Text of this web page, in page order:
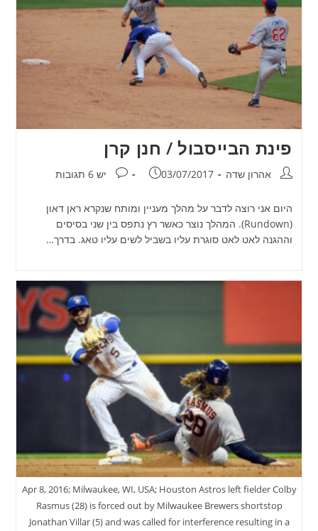
פינת הבייסבול / חנן קרן
מחבר:אהרון שדה פורסם:
03/07/2017 תגובות:
יש 6 תגובות
היום אני רוצה לדבר על מהלך מעניין ומותח שנקרא ראן דאון
(Rundown). המהלך נוצר כאשר רץ נתפס בין שני בסיסים
וההגנה לאט לאט סוגרת עליו בשביל לשים עליו טאג. בדרך…
Apr 8, 2016; Milwaukee, WI, USA; Houston Astros left fielder Colby
Rasmus (28) is forced out by Milwaukee Brewers shortstop
Jonathan Villar (5) and was called for interference resulting in a